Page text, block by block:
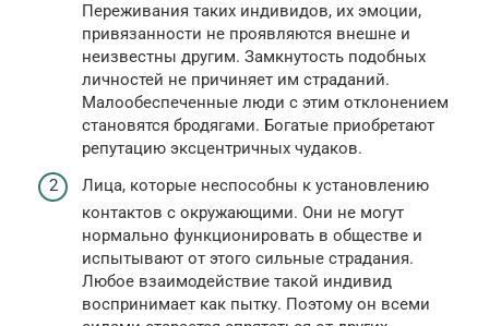
Переживания таких индивидов, их эмоции,
привязанности не проявляются внешне и
неизвестны другим. Замкнутость подобных
личностей не причиняет им страданий.
Малообеспеченные люди с этим отклонением
становятся бродягами. Богатые приобретают
репутацию эксцентричных чудаков.
Лица, которые неспособны к установлению
контактов с окружающими. Они не могут
нормально функционировать в обществе и
испытывают от этого сильные страдания.
Любое взаимодействие такой индивид
воспринимает как пытку. Поэтому он всеми